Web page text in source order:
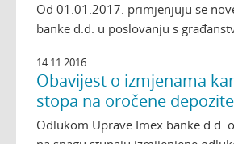
Od 01.01.2017. primjenjuju se
banke d.d. u poslovanju s
14.11.2016.
Obavijest o izmjenama
stopa na oročene
Odlukom Uprave Imex banke d.d.